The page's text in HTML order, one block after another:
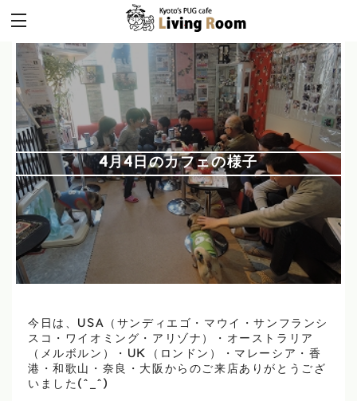
4月4日のカフェの様子
今日は、USA（サンディエゴ・マウイ・サンフランシ
スコ・ワイオミング・アリゾナ）・オーストラリア
（メルボルン）・UK（ロンドン）・マレーシア・香
港・和歌山・奈良・大阪からのご来店ありがとうござ
いました(^_^)